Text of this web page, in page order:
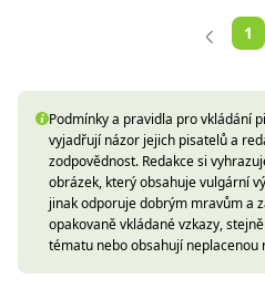
1
Podmínky a pravidla pro vkládání
vyjadřují názor jejich pisatelů a
zodpovědnost. Redakce si
obrázek, který obsahuje vulgární
jinak odporuje dobrým mravům a
opakovaně vkládané vzkazy,
tématu nebo obsahují neplacenou